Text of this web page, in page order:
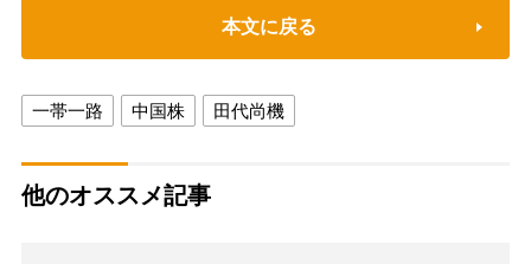
本文に戻る
一帯一路 中国株 田代尚機
他のオススメ記事